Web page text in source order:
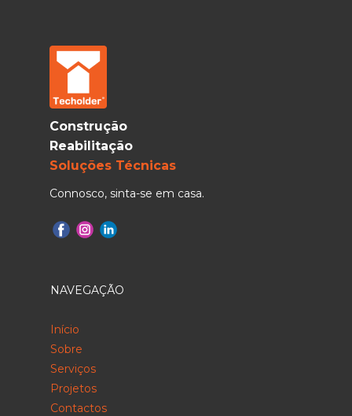
Construção
Reabilitação
Soluções Técnicas
Connosco, sinta-se em casa.
NAVEGAÇÃO
Início
Sobre
Serviços
Projetos
Contactos